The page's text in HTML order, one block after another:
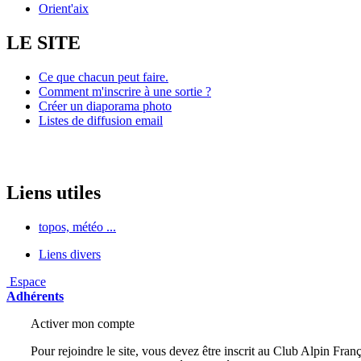
Orient'aix
LE SITE
Ce que chacun peut faire.
Comment m'inscrire à une sortie ?
Créer un diaporama photo
Listes de diffusion email
Liens utiles
topos, météo ...
Liens divers
Espace
Adhérents
Activer mon compte
Pour rejoindre le site, vous devez être inscrit au Club Alpin